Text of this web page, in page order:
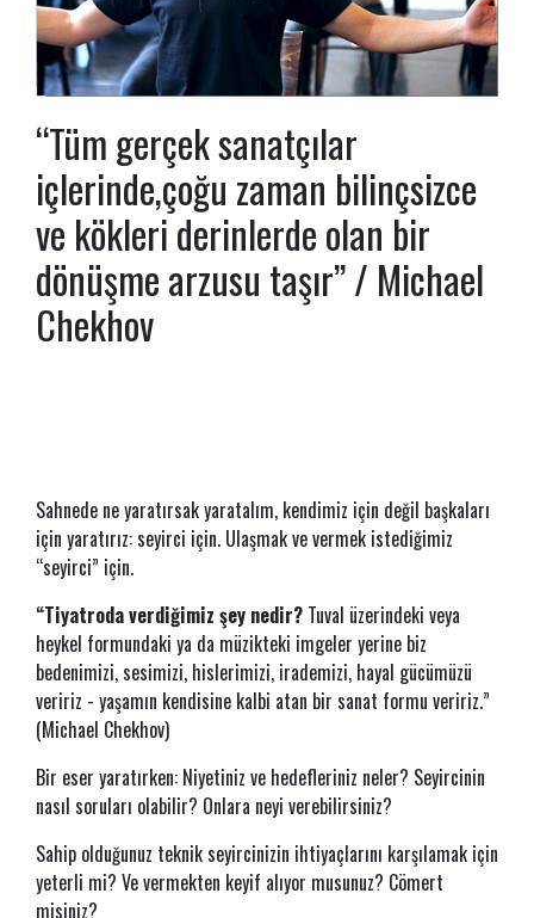
“Tüm gerçek sanatçılar
içlerinde,çoğu zaman bilinçsizce
ve kökleri derinlerde olan bir
dönüşme arzusu taşır” / Michael
Chekhov
Sahnede ne yaratırsak yaratalım, kendimiz için değil başkaları
için yaratırız: seyirci için. Ulaşmak ve vermek istediğimiz
“seyirci” için.
“Tiyatroda verdiğimiz şey nedir? Tuval üzerindeki veya
heykel formundaki ya da müzikteki imgeler yerine biz
bedenimizi, sesimizi, hislerimizi, irademizi, hayal gücümüzü
veririz - yaşamın kendisine kalbi atan bir sanat formu veririz.”
(Michael Chekhov)
Bir eser yaratırken: Niyetiniz ve hedefleriniz neler? Seyircinin
nasıl soruları olabilir? Onlara neyi verebilirsiniz?
Sahip olduğunuz teknik seyircinizin ihtiyaçlarını karşılamak için
yeterli mi? Ve vermekten keyif alıyor musunuz? Cömert
misiniz?